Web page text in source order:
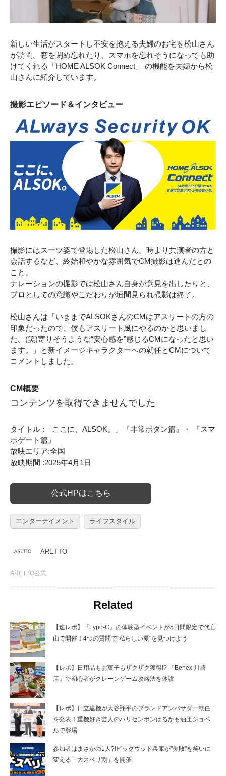
新しい生活がスタートし不安を抱える夫婦のお宅を松山さん
が訪問。窓を閉め忘れたり、スマホを忘れそうになっても助
けてくれる「HOME ALSOK Connect」 の機能を夫婦から松
山さんに紹介しています。
撮影エピソード＆インタビュー
撮影にはスーツ姿で登場した松山さん。時より共演者の方と
会話するなど、終始和やかな雰囲気でCM撮影は進んだとの
こと。
ナレーションの撮影では松山さん自身が意見を出したりと、
プロとしての意識やこだわりが垣間見られ撮影は終了。
松山さんは「いままでALSOKさんのCMはアスリートの方の
印象だったので、僕もアスリート風にやるのかと思いまし
た。(笑)寄りそうような“安心感を”感じるCMになったと思い
ます。」と新イメージキャラクターへの就任とCMについて
コメントしました。
CM概要
コンテンツを取得できませんでした
タイトル :「ここに、ALSOK。」『非常ボタン篇』・ 『スマ
ホゲート篇』
放映エリア:全国
放映期間 :2025年4月1日
公式HPはこちら
エンターテイメント ライフスタイル
ARETTO
ARETTO公式
Related
【速レポ】『Lypo-C』の体験型イベントが5日間限定で代官
山で開催！4つの質問で"私らしい夏"を見つけよう
【レポ】日用品もお菓子もザクザク獲得!? 『Benex 川崎
店』で初心者がクレーンゲーム攻略法を体験
【レポ】日立建機が大谷翔平のブランドアンバサダー就任
を発表！重機好き芸人のハリセンボンはるかも油圧ショベ
ルで登場
参加者はまさかの1人?!ビッグウッド兵庫が"失敗"を笑いに
変える「大スベリ割」を開催